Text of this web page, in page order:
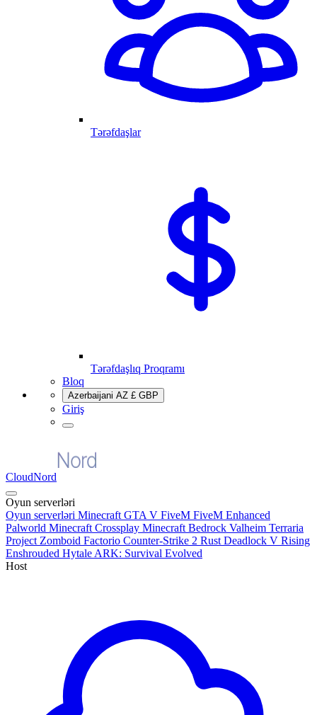
Tərəfdaşlar
Tərəfdaşlıq Proqramı
Bloq
Azerbaijani AZ £ GBP
Giriş
CloudNord
Oyun serverləri
Oyun serverləri Minecraft GTA V FiveM FiveM Enhanced
Palworld Minecraft Crossplay Minecraft Bedrock Valheim Terraria
Project Zomboid Factorio Counter-Strike 2 Rust Deadlock V Rising
Enshrouded Hytale ARK: Survival Evolved
Host